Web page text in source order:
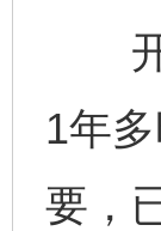
开
1年
要，